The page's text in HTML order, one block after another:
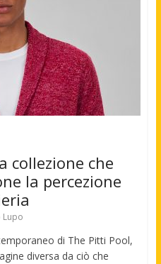
collezione che
la percezione
Lupo
di The Pitti Pool,
diversa da ciò che